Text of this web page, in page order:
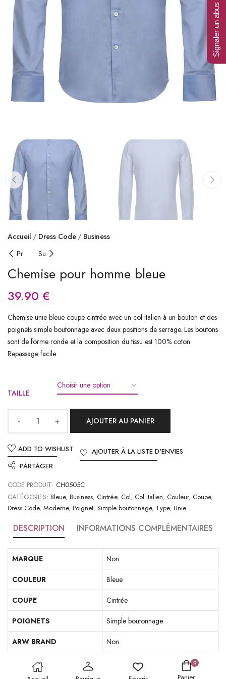
Accueil Dress Code
Business
Pr
Su
Chemise pour homme bleue
39.90 €
Chemise unie bleue coupe cintrée avec un col italien à un bouton et des
poignets simple boutonnage avec deux positions de serrage. Les boutons
sont de forme ronde et la composition du tissu est 100% coton.
Repassage facile.
TAILLE
AJOUTER AU PANIER
ADD TO WISHLIST
AJOUTER À LA LISTE D'ENVIES
PARTAGER
CODE PRODUIT: CH0505C
CATÉGORIES: Bleue, Business, Cintrée, Col, Col Italien, Couleur, Coupe,
Dress Code, Moderne, Poignet, Simple boutonnage, Type, Unie
DESCRIPTION INFORMATIONS COMPLÉMENTAIRES
MARQUE Non
COULEUR Bleue
COUPE Cintrée
POIGNETS Simple boutonnage
ARW BRAND Non
0
Signaler un abus